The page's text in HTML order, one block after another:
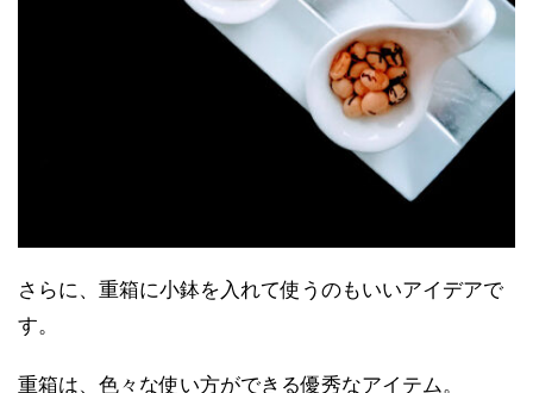
さらに、重箱に小鉢を入れて使うのもいいアイデアで
す。
重箱は、色々な使い方ができる優秀なアイテム。